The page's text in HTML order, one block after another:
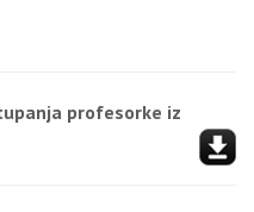
profesorke iz